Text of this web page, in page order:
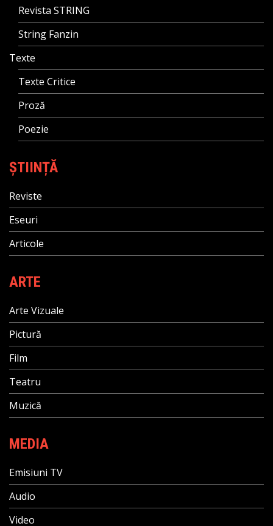
Revista STRING
String Fanzin
Texte
Texte Critice
Proză
Poezie
ȘTIINȚĂ
Reviste
Eseuri
Articole
ARTE
Arte Vizuale
Pictură
Film
Teatru
Muzică
MEDIA
Emisiuni TV
Audio
Video